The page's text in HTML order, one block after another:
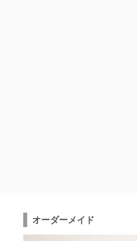
オーダーメイド